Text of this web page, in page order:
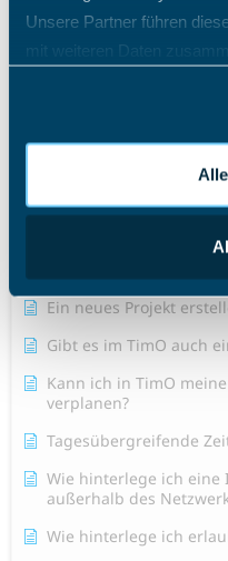
Unsere Partner führen
mit weiteren Daten
Wo finde ich eine
Funktionen?
Alle Artikel anzeigen( 44 )
Spesenrechner -
Teamkalender -
Ticketsystem - Issue
Urlaubsplaner
Ein neues Projekt
Gibt es im TimO auch
Kann ich in TimO
verplanen?
Tagesübergreifende
Wie hinterlege ich eine
außerhalb des
Wie hinterlege ich